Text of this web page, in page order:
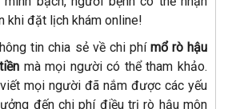
khi đặt lịch khám online!
tin chia sẻ về chi phí mổ rò hậu
mà mọi người có thể tham khảo.
mọi người đã nắm được các yếu
đến chi phí điều trị rò hậu môn